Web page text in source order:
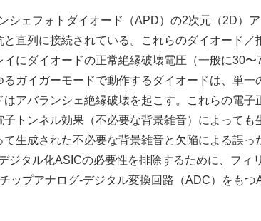
シェフォトダイオード（APD）の2次元（2D）
と直列に接続されている。これらのダイオード
にダイオードの正常絶縁破壊電圧（一般に30
ガイガーモードで動作するダイオードは、単
はアバランシェ絶縁破壊を起こす。これらの電子
トンネル効果（不必要な背景雑音）によって
生成された不必要な背景雑音と欠陥による誤っ
ジタル化ASICの必要性を排除するために、フィ
ップアナログ‐デジタル変換回路（ADC）をも